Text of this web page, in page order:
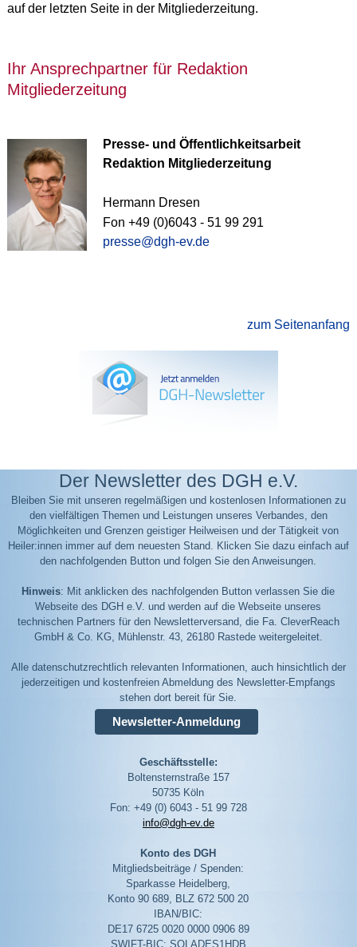
auf der letzten Seite in der Mitgliederzeitung.
​Ihr Ansprechpartner für Redaktion
Mitgliederzeitung
Presse- und Öffentlichkeitsarbeit
Redaktion Mitgliederzeitung
Hermann Dresen
Fon +49 (0)6043 - 51 99 291
presse@dgh-ev.de
zum Seitenanfang
Der Newsletter des DGH e.V.
Bleiben Sie mit unseren regelmäßigen und kostenlosen Informationen zu
den vielfältigen Themen und Leistungen unseres Verbandes, den
Möglichkeiten und Grenzen geistiger Heilweisen und der Tätigkeit von
Heiler:innen immer auf dem neuesten Stand. Klicken Sie dazu einfach auf
den nachfolgenden Button und folgen Sie den Anweisungen.
Hinweis: Mit anklicken des nachfolgenden Button verlassen Sie die
Webseite des DGH e.V. und werden auf die Webseite unseres
technischen Partners für den Newsletterversand, die Fa. CleverReach
GmbH & Co. KG, Mühlenstr. 43, 26180 Rastede weitergeleitet.
Alle datenschutzrechtlich relevanten Informationen, auch hinsichtlich der
jederzeitigen und kostenfreien Abmeldung des Newsletter-Empfangs
stehen dort bereit für Sie.
Newsletter-Anmeldung
Geschäftsstelle:
Boltensternstraße 157
50735 Köln
Fon: +49 (0) 6043 - 51 99 728
info@dgh-ev.de
Konto des DGH
Mitgliedsbeiträge / Spenden:
Sparkasse Heidelberg,
Konto 90 689, BLZ 672 500 20
IBAN/BIC:
DE17 6725 0020 0000 0906 89
SWIFT-BIC: SOLADES1HDB